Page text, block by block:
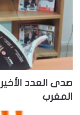
صدى العدد
المغرب